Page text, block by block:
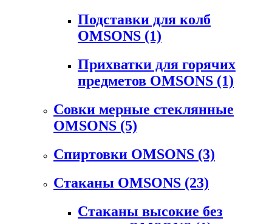
Подставки для колб
OMSONS (1)
Прихватки для горячих
предметов OMSONS (1)
Совки мерные стеклянные
OMSONS (5)
Спиртовки OMSONS (3)
Стаканы OMSONS (23)
Стаканы высокие без